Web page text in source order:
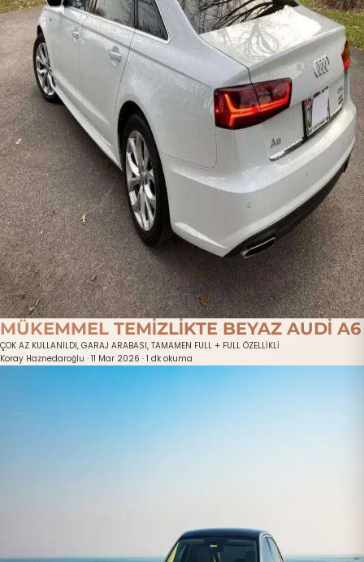
MÜKEMMEL TEMİZLİKTE BEYAZ AUDİ A6
ÇOK AZ KULLANILDI, GARAJ ARABASI, TAMAMEN FULL + FULL ÖZELLİKLİ
Koray Haznedaroğlu · 11 Mar 2026 · 1 dk okuma